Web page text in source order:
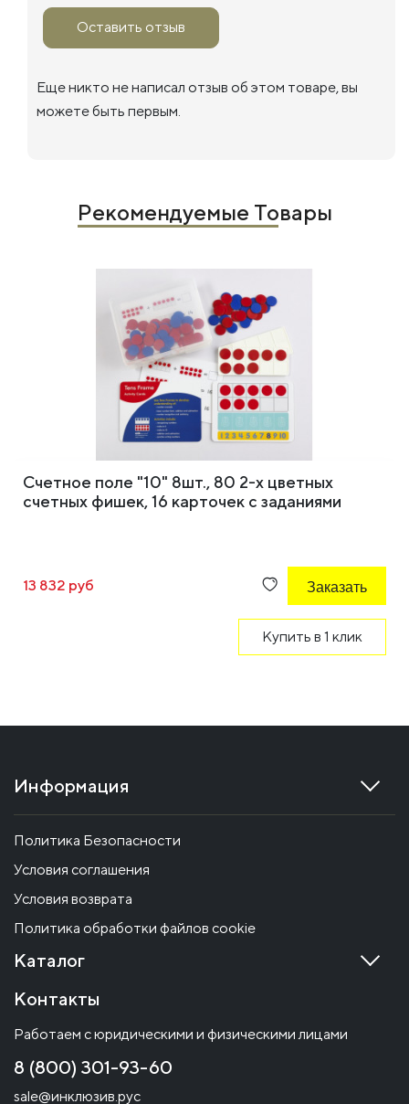
Оставить отзыв
Еще никто не написал отзыв об этом товаре, вы
можете быть первым.
Рекомендуемые Товары
Счетное поле "10" 8шт., 80 2-х цветных
счетных фишек, 16 карточек с заданиями
13 832 руб Заказать
Купить в 1 клик
Информация
Политика Безопасности
Условия соглашения
Условия возврата
Политика обработки файлов cookie
Каталог
Контакты
Работаем с юридическими и физическими лицами
8 (800) 301-93-60
sale@инклюзив.рус